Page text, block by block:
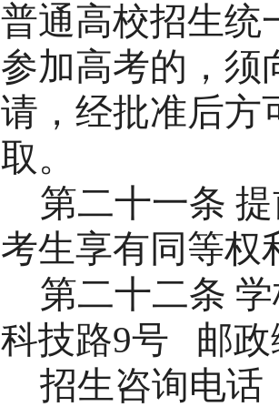
普通高校招生统
参加高考的，须
请，经批准后方
取。
第二十一条
考生享有同等权
第二十二条
科技路9号 邮政
招生咨询电话